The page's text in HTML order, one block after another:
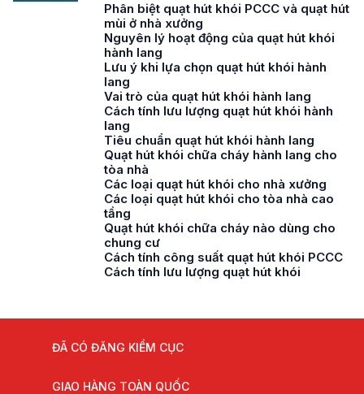
Phân biệt quạt hút khói PCCC và quạt hút
mùi ở nhà xưởng
Nguyên lý hoạt động của quạt hút khói
hành lang
Lưu ý khi lựa chọn quạt hút khói hành
lang
Vai trò của quạt hút khói hành lang
Cách tính lưu lượng quạt hút khói hành
lang
Tiêu chuẩn quạt hút khói hành lang
Quạt hút khói chữa cháy hành lang cho
tòa nhà
Các loại quạt hút khói cho nhà xưởng
Các loại quạt hút khói cho tòa nhà cao
tầng
Quạt hút khói chữa cháy nào dùng cho
chung cư
Cách tính công suất quạt hút khói PCCC
Cách tính lưu lượng quạt hút khói
ĐÃ CÓ ĐĂNG KIỂM CỤC
GIAO HÀNG TOÀN QUỐC